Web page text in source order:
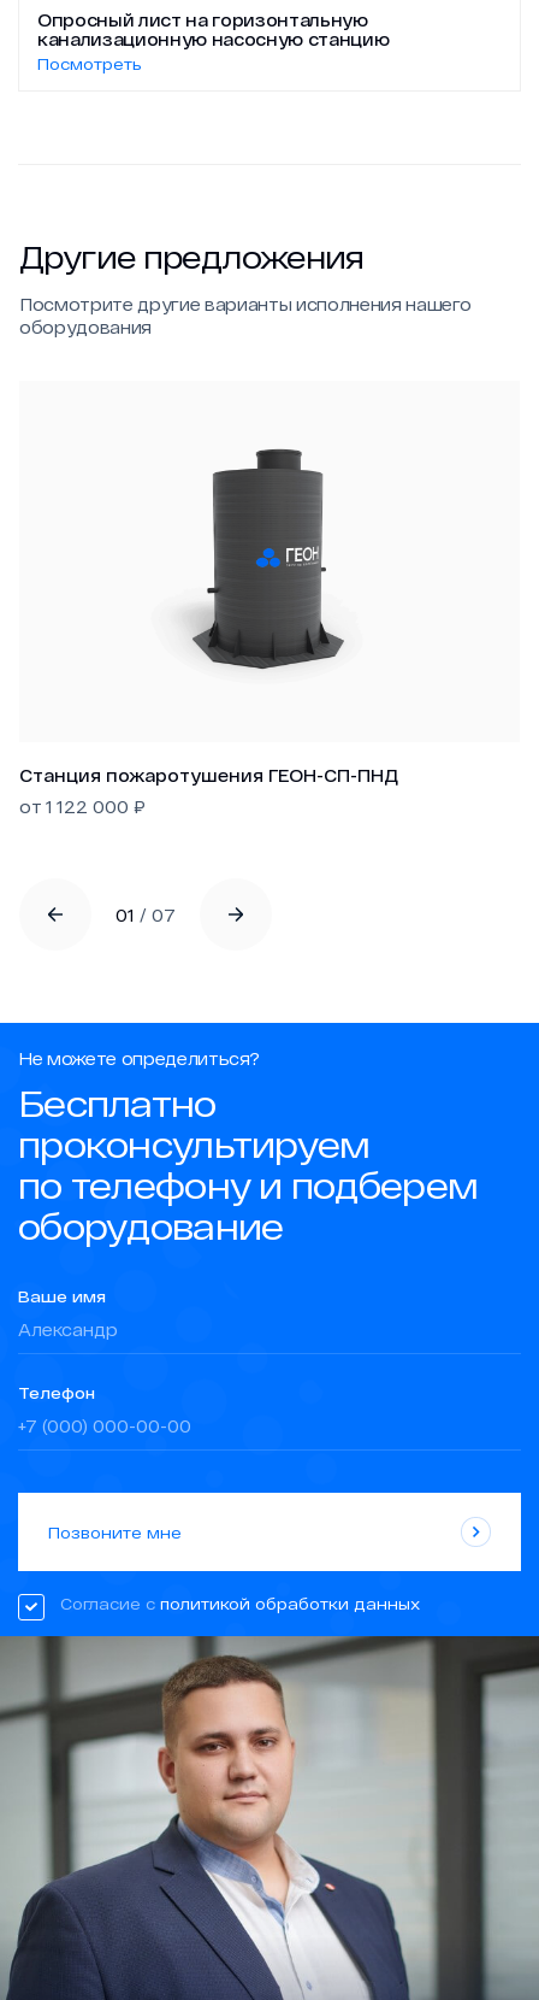
Опросный лист на горизонтальную
канализационную насосную станцию
Посмотреть
Другие предложения
Посмотрите другие варианты исполнения нашего
оборудования
01 / 07
Станция пожаротушения ГЕОН-СП-ПНД
от 1 122 000 ₽
Не можете определиться?
Бесплатно
проконсультируем
по телефону и подберем
оборудование
Ваше имя
Телефон
Позвоните мне
Согласие с политикой обработки данных